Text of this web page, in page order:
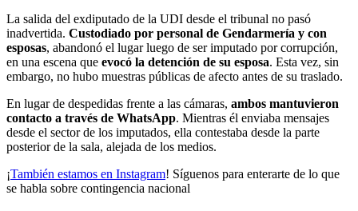
La salida del exdiputado de la UDI desde el tribunal no pasó
inadvertida. Custodiado por personal de Gendarmería y con
esposas, abandonó el lugar luego de ser imputado por corrupción,
en una escena que evocó la detención de su esposa. Esta vez, sin
embargo, no hubo muestras públicas de afecto antes de su traslado.
En lugar de despedidas frente a las cámaras, ambos mantuvieron
contacto a través de WhatsApp. Mientras él enviaba mensajes
desde el sector de los imputados, ella contestaba desde la parte
posterior de la sala, alejada de los medios.
¡También estamos en Instagram! Síguenos para enterarte de lo que
se habla sobre contingencia nacional